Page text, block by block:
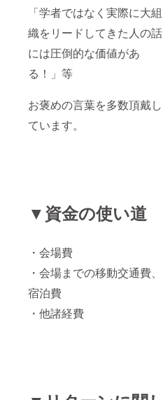
「学者ではなく実際に大組
織をリードしてきた人の話
には圧倒的な価値があ
る！」等
お褒めの言葉を多数頂戴し
ています。
▼資金の使い道
・会場費
・会場までの移動交通費、
宿泊費
・他諸経費